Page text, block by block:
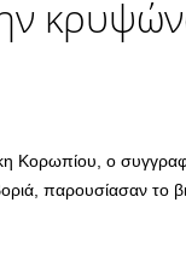
Κορωπίου, ο
παρουσίασαν το